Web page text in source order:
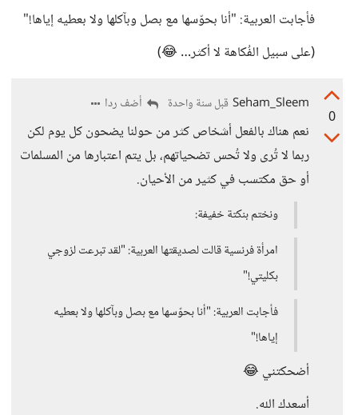
فأجابت العربية: "أنا بحوّسها مع بصل وبآكلها ولا بعطيه إياها!"
(على سبيل الفُكاهة لا أكثر… 😂)
0
Seham_Sleem قبل سنة واحدة أضف ردا
نعم هناك بالفعل أشخاص كثر من حولنا يضحون كل يوم لكن
ربما لا تُرى ولا تُحس تضحياتهم، بل يتم اعتبارها من المسلمات
أو حق مكتسب في كثير من الأحيان.
ونختم بنكتة خفيفة:
امرأة فرنسية قالت لصديقتها العربية: "لقد تبرعت لزوجي
بكليتي!"
فأجابت العربية: "أنا بحوّسها مع بصل وبآكلها ولا بعطيه
إياها!"
أضحكتني 😂
أسعدك الله.